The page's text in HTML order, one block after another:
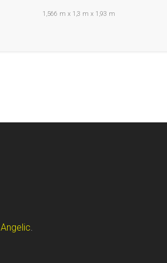
1,566 m x 1,3 m x 1,93 m
Angelic.